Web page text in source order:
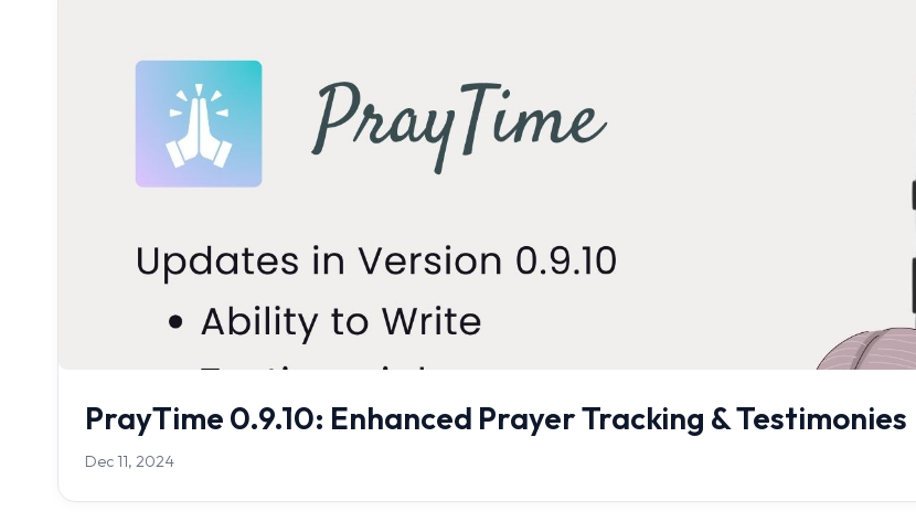
PrayTime 0.9.10: Enhanced Prayer Tracking & Testimonies
Dec 11, 2024